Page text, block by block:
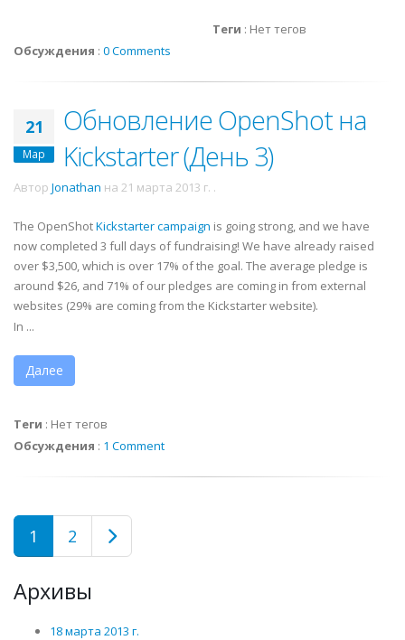
Теги : Нет тегов
Обсуждения : 0 Comments
21
Мар
Обновление OpenShot на
Kickstarter (День 3)
Автор Jonathan на 21 марта 2013 г. .
The OpenShotKickstarter campaign is going strong, and we have
now completed 3 full days of fundraising! We have already raised
over $3,500, which is over 17% of the goal. The average pledge is
around $26, and 71% of our pledges are coming in from external
websites (29% are coming from the Kickstarter website).
In ...
Далее
Теги : Нет тегов
Обсуждения : 1 Comment
1 2
Архивы
18 марта 2013 г.